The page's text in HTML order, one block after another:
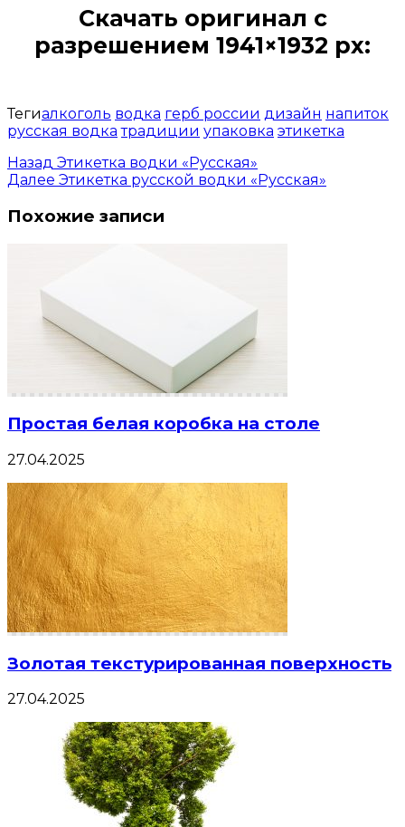
Скачать оригинал с
разрешением 1941×1932 px:
Тегиалкоголь водка герб россии дизайн напиток
русская водка традиции упаковка этикетка
Назад Этикетка водки «Русская»
Далее Этикетка русской водки «Русская»
Похожие записи
Простая белая коробка на столе
27.04.2025
Золотая текстурированная поверхность
27.04.2025